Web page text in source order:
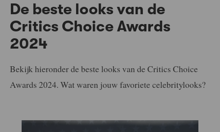
De beste looks van de
Critics Choice Awards
2024
Bekijk hieronder de beste looks van de Critics Choice
Awards 2024. Wat waren jouw favoriete celebritylooks?